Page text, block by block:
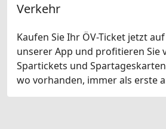
Verkehr
Kaufen Sie Ihr ÖV-Ticket jetzt
unserer App und profitieren Sie
Spartickets und
wo vorhanden, immer als erste